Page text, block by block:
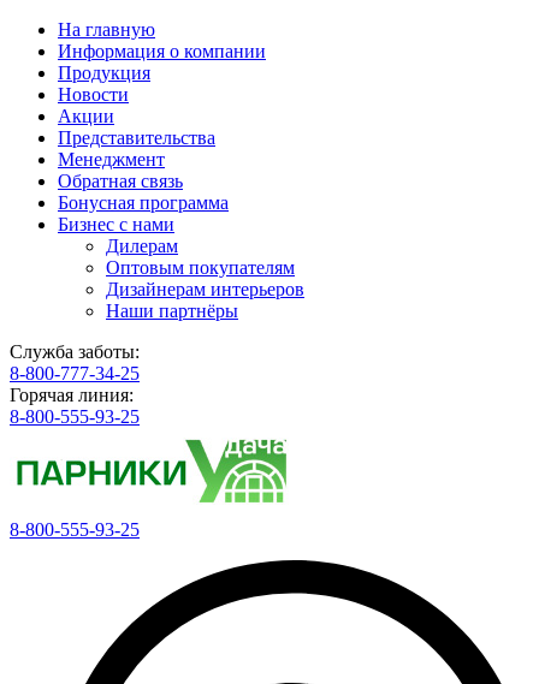
На главную
Информация о компании
Продукция
Новости
Акции
Представительства
Менеджмент
Обратная связь
Бонусная программа
Бизнес с нами
Дилерам
Оптовым покупателям
Дизайнерам интерьеров
Наши партнёры
Служба заботы:
8-800-777-34-25
Горячая линия:
8-800-555-93-25
8-800-555-93-25